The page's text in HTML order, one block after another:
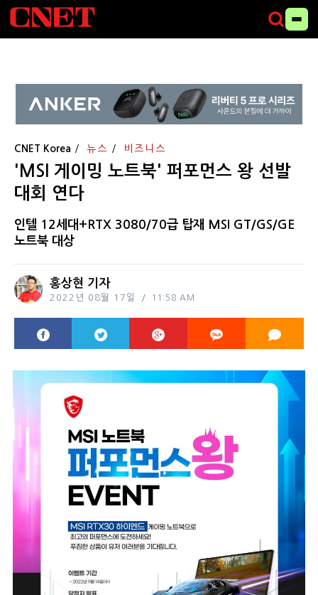
CNET Korea 뉴스 비즈니스
'MSI 게이밍 노트북' 퍼포먼스 왕 선발
대회 연다
인텔 12세대+RTX 3080/70급 탑재 MSI GT/GS/GE
노트북 대상
홍상현 기자
2022년 08월 17일 11:58 AM